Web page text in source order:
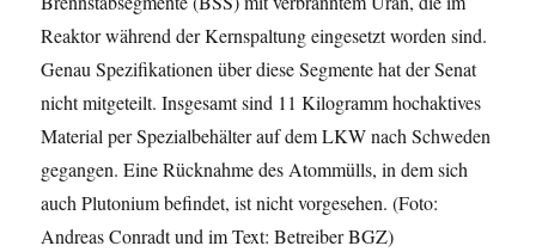
Reaktor während der Kernspaltung eingesetzt worden sind.
Genau Spezifikationen über diese Segmente hat der Senat
nicht mitgeteilt. Insgesamt sind 11 Kilogramm hochaktives
Material per Spezialbehälter auf dem LKW nach Schweden
gegangen. Eine Rücknahme des Atommülls, in dem sich
auch Plutonium befindet, ist nicht vorgesehen. (Foto:
Andreas Conradt und im Text: Betreiber BGZ)